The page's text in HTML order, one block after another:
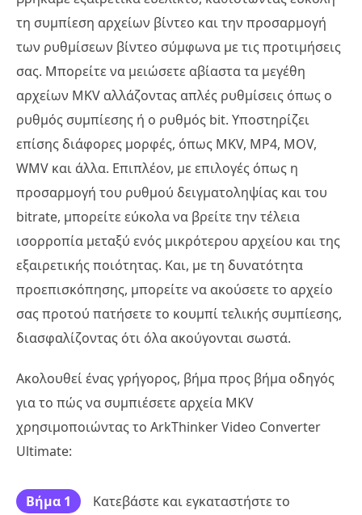
τη συμπίεση αρχείων βίντεο και την προσαρμογή
των ρυθμίσεων βίντεο σύμφωνα με τις προτιμήσεις
σας. Μπορείτε να μειώσετε αβίαστα τα μεγέθη
αρχείων MKV αλλάζοντας απλές ρυθμίσεις όπως ο
ρυθμός συμπίεσης ή ο ρυθμός bit. Υποστηρίζει
επίσης διάφορες μορφές, όπως MKV, MP4, MOV,
WMV και άλλα. Επιπλέον, με επιλογές όπως η
προσαρμογή του ρυθμού δειγματοληψίας και του
bitrate, μπορείτε εύκολα να βρείτε την τέλεια
ισορροπία μεταξύ ενός μικρότερου αρχείου και της
εξαιρετικής ποιότητας. Και, με τη δυνατότητα
προεπισκόπησης, μπορείτε να ακούσετε το αρχείο
σας προτού πατήσετε το κουμπί τελικής συμπίεσης,
διασφαλίζοντας ότι όλα ακούγονται σωστά.
Ακολουθεί ένας γρήγορος, βήμα προς βήμα οδηγός
για το πώς να συμπιέσετε αρχεία MKV
χρησιμοποιώντας το ArkThinker Video Converter
Ultimate:
Βήμα 1
Κατεβάστε και εγκαταστήστε το